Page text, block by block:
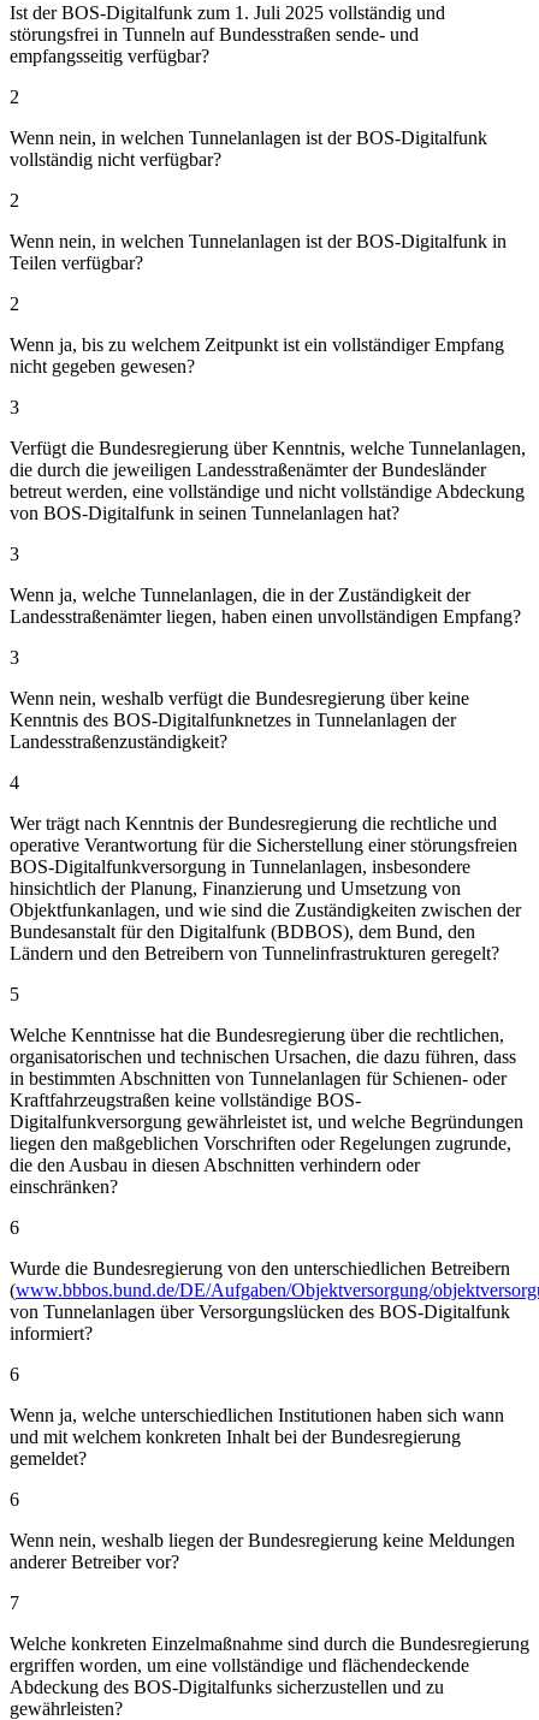
Ist der BOS-Digitalfunk zum 1. Juli 2025 vollständig und
störungsfrei in Tunneln auf Bundesstraßen sende- und
empfangsseitig verfügbar?
2
Wenn nein, in welchen Tunnelanlagen ist der BOS-Digitalfunk
vollständig nicht verfügbar?
2
Wenn nein, in welchen Tunnelanlagen ist der BOS-Digitalfunk in
Teilen verfügbar?
2
Wenn ja, bis zu welchem Zeitpunkt ist ein vollständiger Empfang
nicht gegeben gewesen?
3
Verfügt die Bundesregierung über Kenntnis, welche Tunnelanlagen,
die durch die jeweiligen Landesstraßenämter der Bundesländer
betreut werden, eine vollständige und nicht vollständige Abdeckung
von BOS-Digitalfunk in seinen Tunnelanlagen hat?
3
Wenn ja, welche Tunnelanlagen, die in der Zuständigkeit der
Landesstraßenämter liegen, haben einen unvollständigen Empfang?
3
Wenn nein, weshalb verfügt die Bundesregierung über keine
Kenntnis des BOS-Digitalfunknetzes in Tunnelanlagen der
Landesstraßenzuständigkeit?
4
Wer trägt nach Kenntnis der Bundesregierung die rechtliche und
operative Verantwortung für die Sicherstellung einer störungsfreien
BOS-Digitalfunkversorgung in Tunnelanlagen, insbesondere
hinsichtlich der Planung, Finanzierung und Umsetzung von
Objektfunkanlagen, und wie sind die Zuständigkeiten zwischen der
Bundesanstalt für den Digitalfunk (BDBOS), dem Bund, den
Ländern und den Betreibern von Tunnelinfrastrukturen geregelt?
5
Welche Kenntnisse hat die Bundesregierung über die rechtlichen,
organisatorischen und technischen Ursachen, die dazu führen, dass
in bestimmten Abschnitten von Tunnelanlagen für Schienen- oder
Kraftfahrzeugstraßen keine vollständige BOS-
Digitalfunkversorgung gewährleistet ist, und welche Begründungen
liegen den maßgeblichen Vorschriften oder Regelungen zugrunde,
die den Ausbau in diesen Abschnitten verhindern oder
einschränken?
6
Wurde die Bundesregierung von den unterschiedlichen Betreibern
(www.bbbos.bund.de/DE/Aufgaben/Objektversorgung/
von Tunnelanlagen über Versorgungslücken des BOS-Digitalfunk
informiert?
6
Wenn ja, welche unterschiedlichen Institutionen haben sich wann
und mit welchem konkreten Inhalt bei der Bundesregierung
gemeldet?
6
Wenn nein, weshalb liegen der Bundesregierung keine Meldungen
anderer Betreiber vor?
7
Welche konkreten Einzelmaßnahme sind durch die Bundesregierung
ergriffen worden, um eine vollständige und flächendeckende
Abdeckung des BOS-Digitalfunks sicherzustellen und zu
gewährleisten?